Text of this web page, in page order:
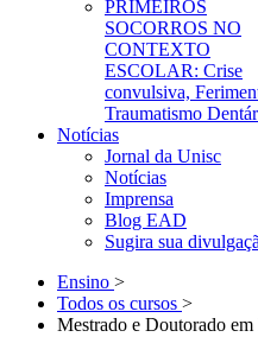
PRIMEIROS
SOCORROS NO
CONTEXTO
ESCOLAR: Crise
convulsiva,
Traumatismo
Notícias
Jornal da Unisc
Notícias
Imprensa
Blog EAD
Sugira sua
Ensino >
Todos os cursos >
Mestrado e Doutorado em